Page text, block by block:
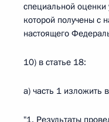
специальной оценки
которой получены с
настоящего
10) в статье 18:
а) часть 1 изложить
"1. Результаты